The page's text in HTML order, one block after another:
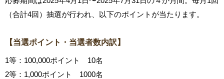
（合計4回）抽選が行われ、以下のポイントが当たります。
【当選ポイント・当選者数内訳】
1等：100,000ポイント 10名
2等：1,000ポイント 1000名